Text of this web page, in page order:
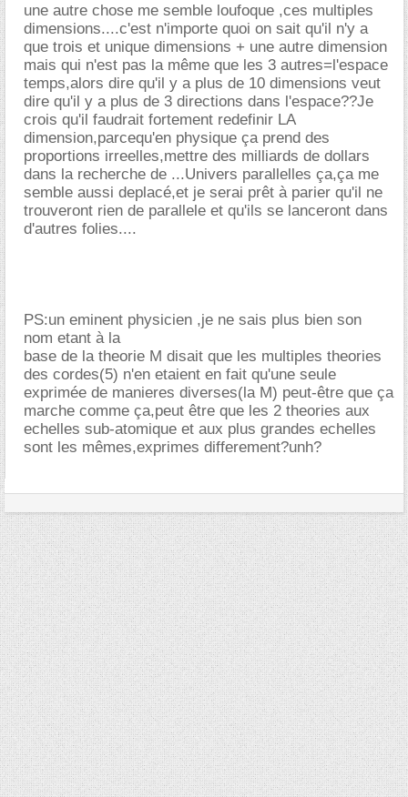
une autre chose me semble loufoque ,ces multiples
dimensions....c'est n'importe quoi on sait qu'il n'y a
que trois et unique dimensions + une autre dimension
mais qui n'est pas la même que les 3 autres=l'espace
temps,alors dire qu'il y a plus de 10 dimensions veut
dire qu'il y a plus de 3 directions dans l'espace??Je
crois qu'il faudrait fortement redefinir LA
dimension,parcequ'en physique ça prend des
proportions irreelles,mettre des milliards de dollars
dans la recherche de ...Univers parallelles ça,ça me
semble aussi deplacé,et je serai prêt à parier qu'il ne
trouveront rien de parallele et qu'ils se lanceront dans
d'autres folies....
PS:un eminent physicien ,je ne sais plus bien son
nom etant à la
base de la theorie M disait que les multiples theories
des cordes(5) n'en etaient en fait qu'une seule
exprimée de manieres diverses(la M) peut-être que ça
marche comme ça,peut être que les 2 theories aux
echelles sub-atomique et aux plus grandes echelles
sont les mêmes,exprimes differement?unh?